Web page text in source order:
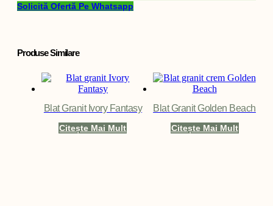
Solicită Ofertă Pe Whatsapp
Produse Similare
Blat Granit Ivory Fantasy
Citește Mai Mult
Blat Granit Golden Beach
Citește Mai Mult